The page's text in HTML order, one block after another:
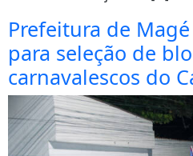
Prefeitura de
para seleção de
carnavalescos do